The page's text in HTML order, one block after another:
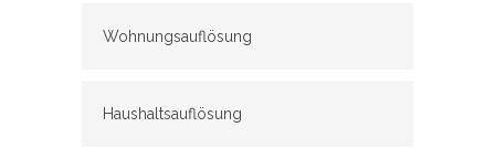
Wohnungsauflösung
Haushaltsauflösung